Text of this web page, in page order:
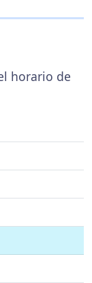
horario de